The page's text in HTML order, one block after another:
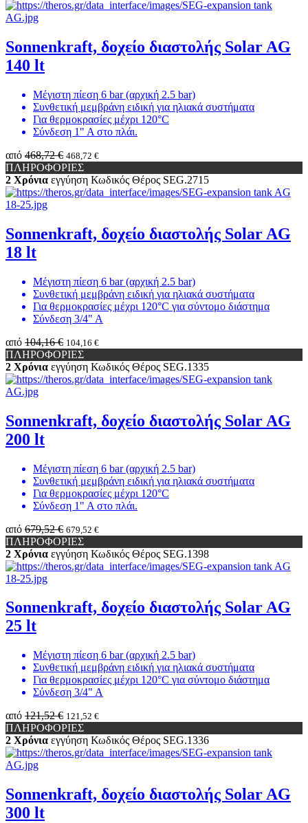
Sonnenkraft, δοχείο διαστολής Solar AG
140 lt
Μέγιστη πίεση 6 bar (αρχική 2.5 bar)
Συνθετική μεμβράνη ειδική για ηλιακά συστήματα
Για θερμοκρασίες μέχρι 120°C
Σύνδεση 1" Α στο πλάι.
από 468,72 € 468,72 €
ΠΛΗΡΟΦΟΡΙΕΣ
2 Χρόνια εγγύηση Κωδικός Θέρος SEG.2715
Sonnenkraft, δοχείο διαστολής Solar AG
18 lt
Μέγιστη πίεση 6 bar (αρχική 2.5 bar)
Συνθετική μεμβράνη ειδική για ηλιακά συστήματα
Για θερμοκρασίες μέχρι 120°C για σύντομο διάστημα
Σύνδεση 3/4" Α
από 104,16 € 104,16 €
ΠΛΗΡΟΦΟΡΙΕΣ
2 Χρόνια εγγύηση Κωδικός Θέρος SEG.1335
Sonnenkraft, δοχείο διαστολής Solar AG
200 lt
Μέγιστη πίεση 6 bar (αρχική 2.5 bar)
Συνθετική μεμβράνη ειδική για ηλιακά συστήματα
Για θερμοκρασίες μέχρι 120°C
Σύνδεση 1" Α στο πλάι.
από 679,52 € 679,52 €
ΠΛΗΡΟΦΟΡΙΕΣ
2 Χρόνια εγγύηση Κωδικός Θέρος SEG.1398
Sonnenkraft, δοχείο διαστολής Solar AG
25 lt
Μέγιστη πίεση 6 bar (αρχική 2.5 bar)
Συνθετική μεμβράνη ειδική για ηλιακά συστήματα
Για θερμοκρασίες μέχρι 120°C για σύντομο διάστημα
Σύνδεση 3/4" Α
από 121,52 € 121,52 €
ΠΛΗΡΟΦΟΡΙΕΣ
2 Χρόνια εγγύηση Κωδικός Θέρος SEG.1336
Sonnenkraft, δοχείο διαστολής Solar AG
300 lt